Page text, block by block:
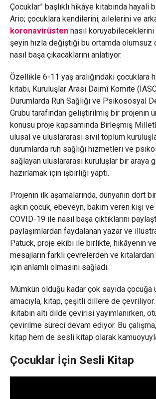
Çocuklar” başlıklı hikâye kitabında hayali
Ario; çocuklara kendilerini, ailelerini ve
koronavirüsten nasıl koruyabileceklerini
şeyin hızla değiştiği bu ortamda olumsuz
nasıl başa çıkacaklarını anlatıyor.
Özellikle 6-11 yaş aralığındaki çocuklara
kitabı, Kuruluşlar Arası Daimî Komite
Durumlarda Ruh Sağlığı ve Psikososyal
Grubu tarafından geliştirilmiş bir projenin
konusu proje kapsamında Birleşmiş
ulusal ve uluslararası sivil toplum
durumlarda ruh sağlığı hizmetleri ve
sağlayan uluslararası kuruluşlar bir araya
hazırlamak için işbirliği yaptı.
Projenin ilk aşamalarında, dünyanın dört
aşkın çocuk, ebeveyn, bakım veren kişi
COVID-19 ile nasıl başa çıktıklarını
paylaşımlardan faydalanan yazar ve
Patuck, proje ekibi ile birlikte, hikâyenin
mesajların farklı çevrelerden ve
için anlamlı olmasını sağladı.
Mümkün olduğu kadar çok sayıda çocuğa
amacıyla, kitap, çeşitli dillere de
ıkitabın altı dilde çevirisi yayımlanırken,
çevirilme süreci devam ediyor. Bu
kitap hem de sesli kitap olarak
Çocuklar İçin Sesli Kitap